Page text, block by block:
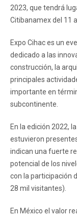
2023, que tendrá
Citibanamex del 11
Expo Cihac es un
dedicado a las
construcción, la
principales
importante en
subcontinente.
En la edición 2022,
estuvieron
indican una fuerte
potencial de los
con la participación
28 mil visitantes).
En México el valor